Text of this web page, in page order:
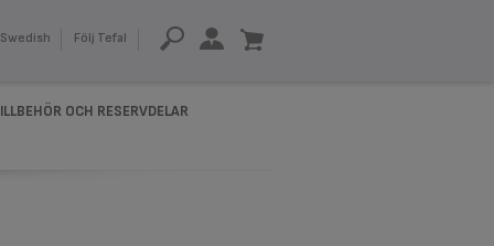
Swedish Följ Tefal
OCH RESERVDELAR